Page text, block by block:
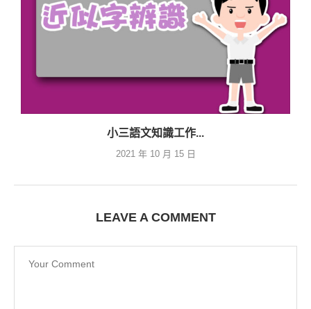
小三語文知識工作...
2021 年 10 月 15 日
LEAVE A COMMENT